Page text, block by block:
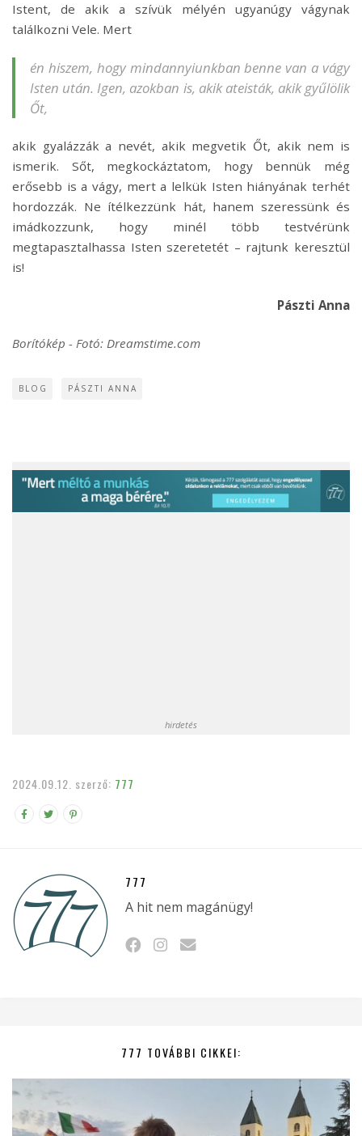
Istent, de akik a szívük mélyén ugyanúgy vágynak
találkozni Vele. Mert
én hiszem, hogy mindannyiunkban benne van a vágy
Isten után. Igen, azokban is, akik ateisták, akik gyűlölik
Őt,
akik gyalázzák a nevét, akik megvetik Őt, akik nem is
ismerik. Sőt, megkockáztatom, hogy bennük még
erősebb is a vágy, mert a lelkük Isten hiányának terhét
hordozzák. Ne ítélkezzünk hát, hanem szeressünk és
imádkozzunk, hogy minél több testvérünk
megtapasztalhassa Isten szeretetét – rajtunk keresztül
is!
Pászti Anna
Borítókép - Fotó: Dreamstime.com
BLOG PÁSZTI ANNA
hirdetés
2024.09.12. szerző: 777
777
A hit nem magánügy!
777 TOVÁBBI CIKKEI: